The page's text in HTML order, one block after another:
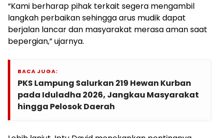
“Kami berharap pihak terkait segera mengambil
langkah perbaikan sehingga arus mudik dapat
berjalan lancar dan masyarakat merasa aman saat
bepergian,” ujarnya.
BACA JUGA:
PKS Lampung Salurkan 219 Hewan Kurban
pada Iduladha 2026, Jangkau Masyarakat
hingga Pelosok Daerah